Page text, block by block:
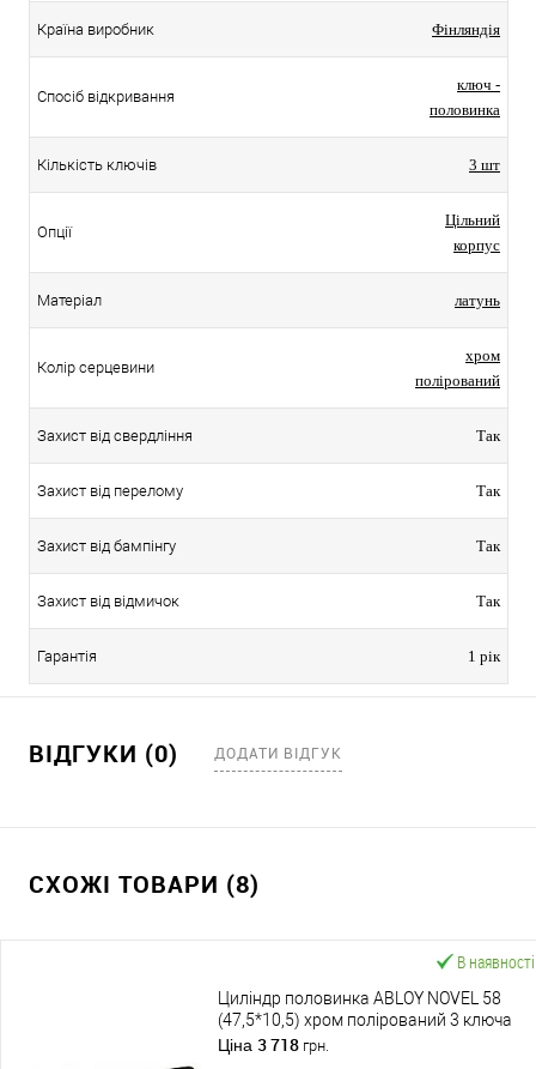
Країна виробник Фінляндія
Спосіб відкривання
ключ -
половинка
Кількість ключів 3 шт
Опції
Цільний
корпус
Матеріал латунь
Колір серцевини
хром
полірований
Захист від свердління Так
Захист від перелому Так
Захист від бампінгу Так
Захист від відмичок Так
Гарантія 1 рік
ВІДГУКИ (0) ДОДАТИ ВІДГУК
СХОЖІ ТОВАРИ (8)
В наявності
Циліндр половинка ABLOY NOVEL 58
(47,5*10,5) хром полірований 3 ключа
Ціна 3 718 грн.